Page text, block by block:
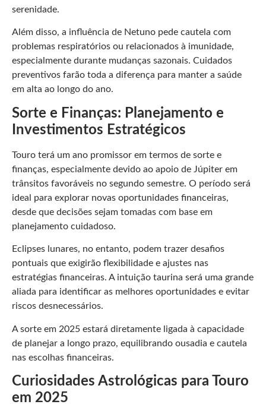
serenidade.
Além disso, a influência de Netuno pede cautela com
problemas respiratórios ou relacionados à imunidade,
especialmente durante mudanças sazonais. Cuidados
preventivos farão toda a diferença para manter a saúde
em alta ao longo do ano.
Sorte e Finanças: Planejamento e
Investimentos Estratégicos
Touro terá um ano promissor em termos de sorte e
finanças, especialmente devido ao apoio de Júpiter em
trânsitos favoráveis no segundo semestre. O período será
ideal para explorar novas oportunidades financeiras,
desde que decisões sejam tomadas com base em
planejamento cuidadoso.
Eclipses lunares, no entanto, podem trazer desafios
pontuais que exigirão flexibilidade e ajustes nas
estratégias financeiras. A intuição taurina será uma grande
aliada para identificar as melhores oportunidades e evitar
riscos desnecessários.
A sorte em 2025 estará diretamente ligada à capacidade
de planejar a longo prazo, equilibrando ousadia e cautela
nas escolhas financeiras.
Curiosidades Astrológicas para Touro
em 2025